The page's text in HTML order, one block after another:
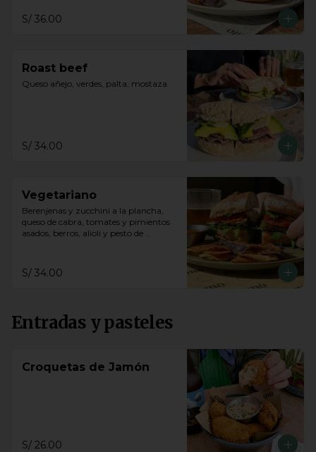
S/ 36.00
Roast beef
Queso añejo, verdes, palta, mostaza.
S/ 34.00
Vegetariano
Berenjenas y zucchini a la plancha,
queso de cabra, tomates y pimientos
asados, berros, alioli y pesto de
S/ 34.00
Entradas y pasteles
Croquetas de Jamón
S/ 26.00